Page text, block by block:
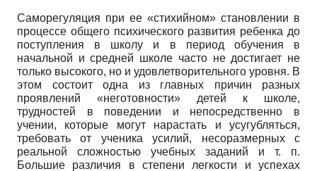
Саморегуляция при ее «стихийном» становлении в
процессе общего психического развития ребенка до
поступления в школу и в период обучения в
начальной и средней школе часто не достигает не
только высокого, но и удовлетворительного уровня. В
этом состоит одна из главных причин разных
проявлений «неготовности» детей к школе,
трудностей в поведении и непосредственно в
учении, которые могут нарастать и усугубляться,
требовать от ученика усилий, несоразмерных с
реальной сложностью учебных заданий и т. п.
Большие различия в степени легкости и успехах